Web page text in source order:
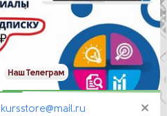
Наш Телеграм
kursstore@mail.ru